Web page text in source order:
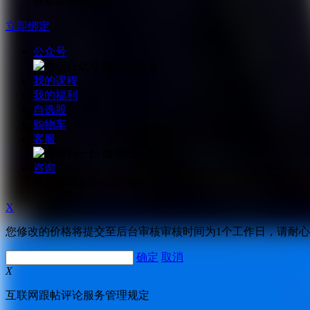
立即绑定
公众号
我的课程
我的福利
自选股
购物车
客服
咨询
X
您修改的价格将提交至后台审核审核时间为1个工作日，请耐
确定 取消
X
互联网跟帖评论服务管理规定